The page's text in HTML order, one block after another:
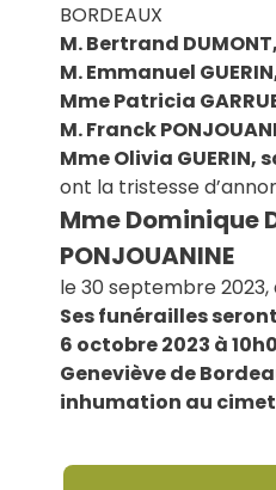
Saint-Médard-en-Jalles
Saint-Vincent-de-Paul
Talence
BORDEAUX
M. Bertrand
M. Emmanuel
Mme Patricia
M. Franck
Mme Olivia
ont la tristesse
MmeDominique
PONJOUANINE
le 30 septembre 2023,
Ses funérailles
6 octobre 2023 à
Geneviève de
inhumation au